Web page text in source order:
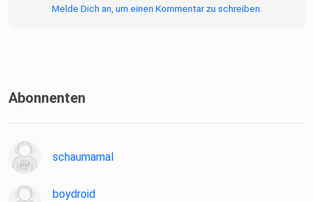
Melde Dich an, um einen Kommentar zu schreiben.
Abonnenten
schaumamal
boydroid